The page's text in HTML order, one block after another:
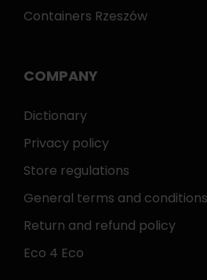
Containers Rzeszów
COMPANY
Dictionary
Privacy policy
Store regulations
General terms and conditions
Return and refund policy
Eco 4 Eco